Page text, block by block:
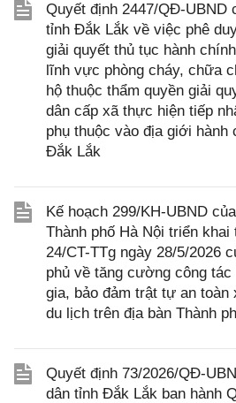
Quyết định 2447/QĐ-UBND
tỉnh Đắk Lắk về việc phê
giải quyết thủ tục hành
lĩnh vực phòng cháy, chữa
hộ thuộc thẩm quyền giải
dân cấp xã thực hiện tiếp
phụ thuộc vào địa giới hành
Đắk Lắk
Kế hoạch 299/KH-UBND
Thành phố Hà Nội triển
24/CT-TTg ngày 28/5/2026
phủ về tăng cường công tác
gia, bảo đảm trật tự an toàn
du lịch trên địa bàn Thành
Quyết định 73/2026/QĐ-
dân tỉnh Đắk Lắk ban hành